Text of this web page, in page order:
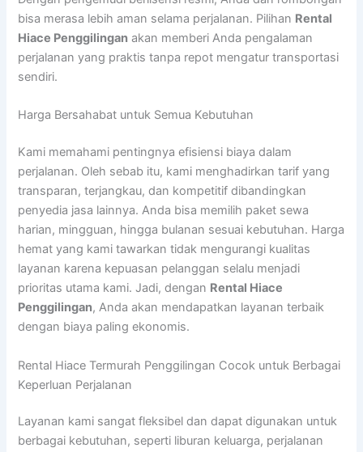
bisa merasa lebih aman selama perjalanan. Pilihan Rental
Hiace Penggilingan akan memberi Anda pengalaman
perjalanan yang praktis tanpa repot mengatur transportasi
sendiri.
Harga Bersahabat untuk Semua Kebutuhan
Kami memahami pentingnya efisiensi biaya dalam
perjalanan. Oleh sebab itu, kami menghadirkan tarif yang
transparan, terjangkau, dan kompetitif dibandingkan
penyedia jasa lainnya. Anda bisa memilih paket sewa
harian, mingguan, hingga bulanan sesuai kebutuhan. Harga
hemat yang kami tawarkan tidak mengurangi kualitas
layanan karena kepuasan pelanggan selalu menjadi
prioritas utama kami. Jadi, dengan Rental Hiace
Penggilingan, Anda akan mendapatkan layanan terbaik
dengan biaya paling ekonomis.
Rental Hiace Termurah Penggilingan Cocok untuk Berbagai
Keperluan Perjalanan
Layanan kami sangat fleksibel dan dapat digunakan untuk
berbagai kebutuhan, seperti liburan keluarga, perjalanan